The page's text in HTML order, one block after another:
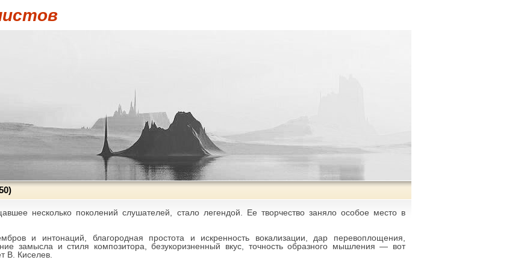
несколько поколений слушателей, стало легендой. Ее творчество заняло особое место в
и интонаций, благородная простота и искренность вокализации, дар перевоплощения,
замысла и стиля композитора, безукоризненный вкус, точность образного мышления — вот
В. Киселев.